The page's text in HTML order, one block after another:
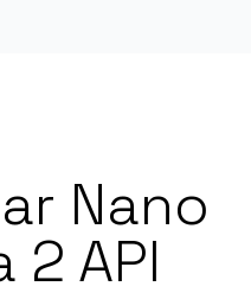
Nano
2 API